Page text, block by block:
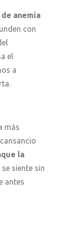
anemia
con
el
a
más
la
se siente sin
antes